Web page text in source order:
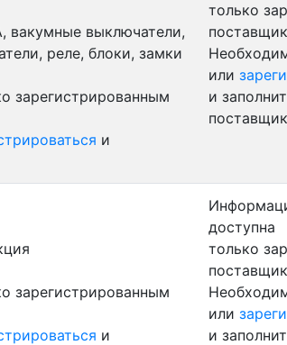
вакумные выключатели,
реле, блоки, замки
зарегистрированным
и
только
или
и
зарегистрированным
и
доступна
только
или
и